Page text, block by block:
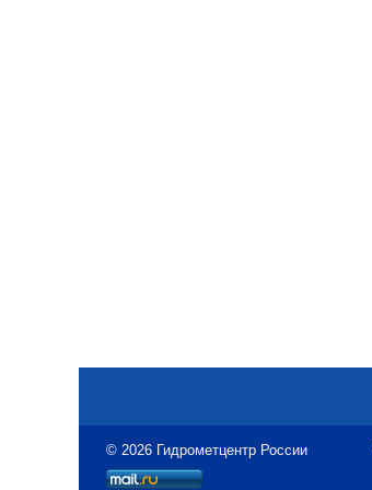
© 2026 Гидрометцентр России